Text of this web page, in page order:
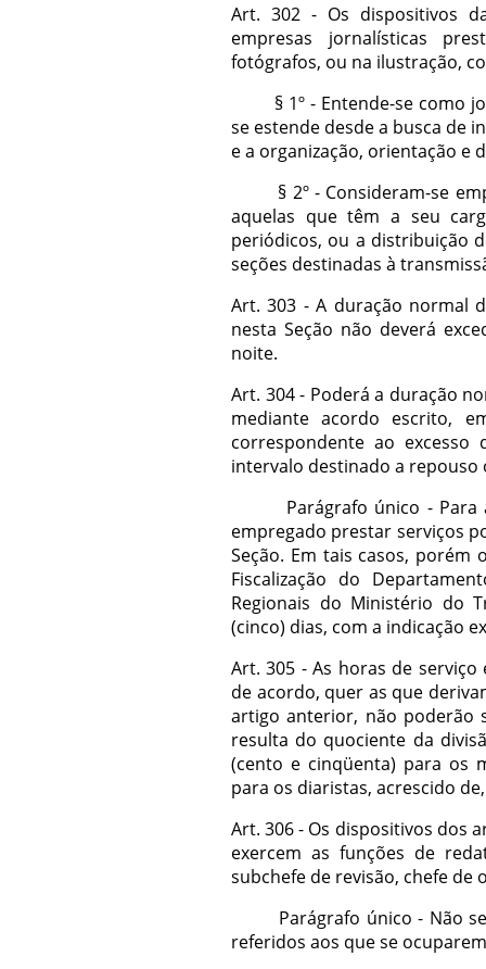
Art. 302 - Os dispositivos
empresas jornalísticas
fotógrafos, ou na ilustração,
§ 1º - Entende-se como
se estende desde a busca de
e a organização, orientação e
§ 2º - Consideram-se
aquelas que têm a seu
periódicos, ou a distribuição
seções destinadas à
Art. 303 - A duração normal
nesta Seção não deverá
noite.
Art. 304 - Poderá a duração
mediante acordo escrito,
correspondente ao
intervalo destinado a repouso
Parágrafo único - Para
empregado prestar serviços
Seção. Em tais casos,
Fiscalização do
Regionais do Ministério do
(cinco) dias, com a indicação
Art. 305 - As horas de
de acordo, quer as que
artigo anterior, não poderão
resulta do quociente da
(cento e cinqüenta) para os
para os diaristas, acrescido
Art. 306 - Os dispositivos dos
exercem as funções de
subchefe de revisão, chefe de
Parágrafo único - Não se
referidos aos que se